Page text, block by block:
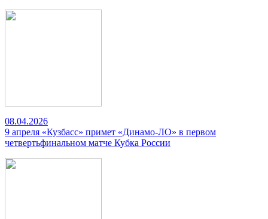
08.04.2026
9 апреля «Кузбасс» примет «Динамо-ЛО» в первом
четвертьфинальном матче Кубка России